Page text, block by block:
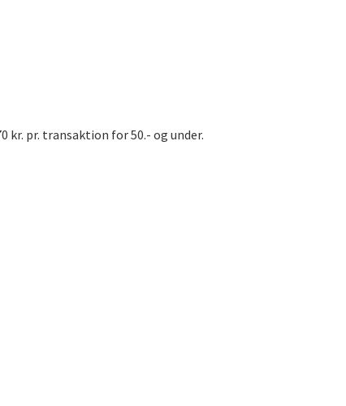
kr. pr. transaktion for 50.- og under.